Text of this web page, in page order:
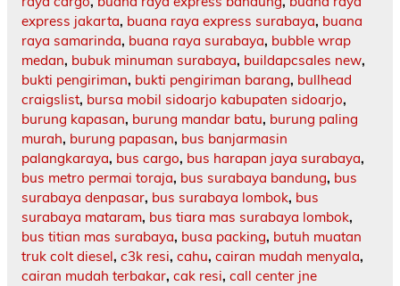
express jakarta, buana raya express surabaya, buana
raya samarinda, buana raya surabaya, bubble wrap
medan, bubuk minuman surabaya, buildapcsales new,
bukti pengiriman, bukti pengiriman barang, bullhead
craigslist, bursa mobil sidoarjo kabupaten sidoarjo,
burung kapasan, burung mandar batu, burung paling
murah, burung papasan, bus banjarmasin
palangkaraya, bus cargo, bus harapan jaya surabaya,
bus metro permai toraja, bus surabaya bandung, bus
surabaya denpasar, bus surabaya lombok, bus
surabaya mataram, bus tiara mas surabaya lombok,
bus titian mas surabaya, busa packing, butuh muatan
truk colt diesel, c3k resi, cahu, cairan mudah menyala,
cairan mudah terbakar, cak resi, call center jne